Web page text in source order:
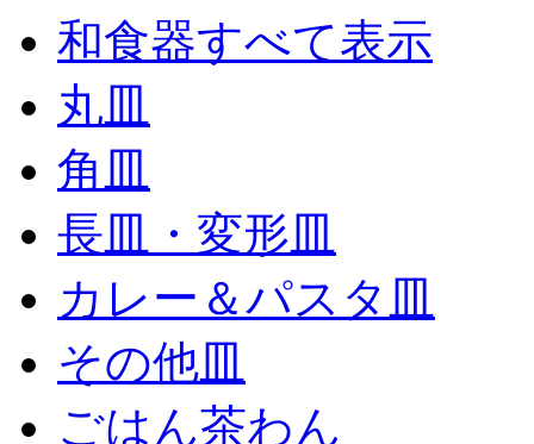
和食器すべて表示
丸皿
角皿
長皿・変形皿
カレー＆パスタ皿
その他皿
ごはん茶わん